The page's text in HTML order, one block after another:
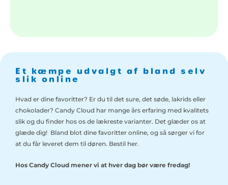
Et kæmpe udvalgt af bland selv
slik online
Hvad er dine favoritter? Er du til det sure, det søde, lakrids eller
chokolader? Candy Cloud har mange års erfaring med kvalitets
slik og du finder hos os de lækreste varianter. Det glæder os at
glæde dig! Bland blot dine favoritter online, og så sørger vi for
at du får leveret dem til døren. Bestil her.
Hos Candy Cloud mener vi at hver dag bør være fredag!